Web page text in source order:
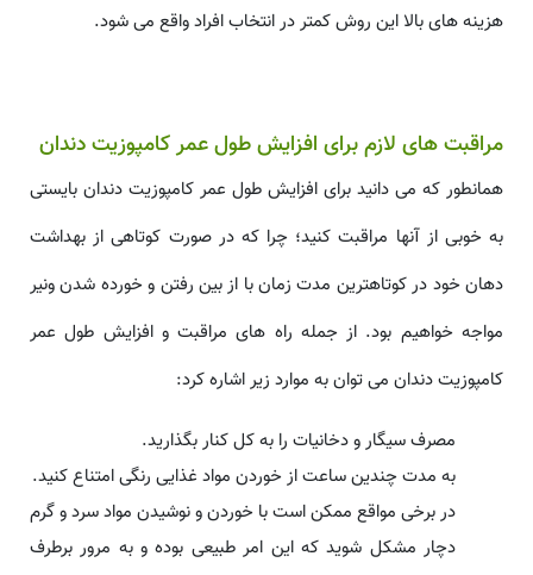
هزینه های بالا این روش کمتر در انتخاب افراد واقع می شود.
مراقبت های لازم برای افزایش طول عمر کامپوزیت دندان
همانطور که می دانید برای افزایش طول عمر کامپوزیت دندان بایستی
به خوبی از آنها مراقبت کنید؛ چرا که در صورت کوتاهی از بهداشت
دهان خود در کوتاهترین مدت زمان با از بین رفتن و خورده شدن ونیر
مواجه خواهیم بود. از جمله راه های مراقبت و افزایش طول عمر
کامپوزیت دندان می توان به موارد زیر اشاره کرد:
مصرف سیگار و دخانیات را به کل کنار بگذارید.
به مدت چندین ساعت از خوردن مواد غذایی رنگی امتناع کنید.
در برخی مواقع ممکن است با خوردن و نوشیدن مواد سرد و گرم
دچار مشکل شوید که این امر طبیعی بوده و به مرور برطرف